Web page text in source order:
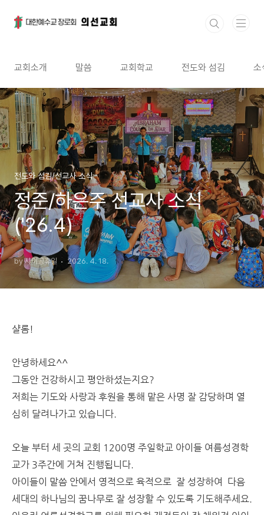
교회소개 말씀 교회학교 전도와 섬김 소
전도와 섬김/선교사 소식
정준/하은주 선교사 소식
('26.4)
by 사이공휴일 2026. 4. 18.
샬롬!
안녕하세요^^
그동안 건강하시고 평안하셨는지요?
저희는 기도와 사랑과 후원을 통해 맡은 사명 잘 감당하며 열
심히 달려나가고 있습니다.
오늘 부터 세 곳의 교회 1200명 주일학교 아이들 여름성경학
교가 3주간에 거쳐 진행됩니다.
아이들이 말씀 안에서 영적으로 육적으로 잘 성장하여 다음
세대의 하나님의 꿈나무로 잘 성장할 수 있도록 기도해주세요.